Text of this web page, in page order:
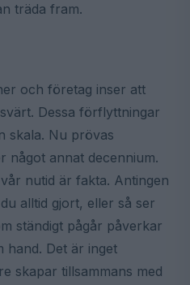
träda fram.
och företag inser att
Dessa förflyttningar
skala. Nu prövas
något annat decennium.
nutid är fakta. Antingen
alltid gjort, eller så ser
ständigt pågår påverkar
hand. Det är inget
skapar tillsammans med